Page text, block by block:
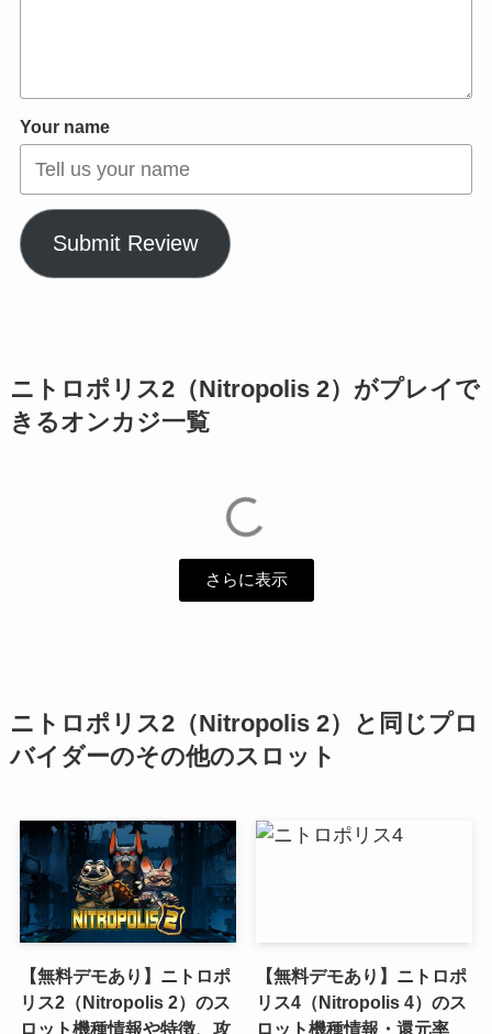
Your name
Submit Review
ニトロポリス2（Nitropolis 2）がプレイで
きるオンカジ一覧
さらに表示
ニトロポリス2（Nitropolis 2）と同じプロ
バイダーのその他のスロット
【無料デモあり】ニトロポ
リス2（Nitropolis 2）のス
ロット機種情報や特徴、攻
【無料デモあり】ニトロポ
リス4（Nitropolis 4）のス
ロット機種情報・還元率